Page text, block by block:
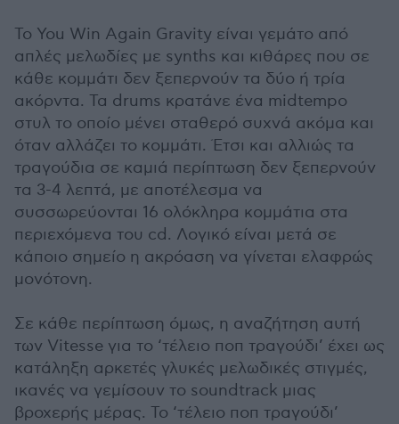
To You Win Again Gravity είναι γεμάτο από
απλές μελωδίες με synths και κιθάρες που σε
κάθε κομμάτι δεν ξεπερνούν τα δύο ή τρία
ακόρντα. Τα drums κρατάνε ένα midtempo
στυλ το οποίο μένει σταθερό συχνά ακόμα και
όταν αλλάζει το κομμάτι. Έτσι και αλλιώς τα
τραγούδια σε καμιά περίπτωση δεν ξεπερνούν
τα 3-4 λεπτά, με αποτέλεσμα να
συσσωρεύονται 16 ολόκληρα κομμάτια στα
περιεχόμενα του cd. Λογικό είναι μετά σε
κάποιο σημείο η ακρόαση να γίνεται ελαφρώς
μονότονη.
Σε κάθε περίπτωση όμως, η αναζήτηση αυτή
των Vitesse για το ‘τέλειο ποπ τραγούδι’ έχει ως
κατάληξη αρκετές γλυκές μελωδικές στιγμές,
ικανές να γεμίσουν το soundtrack μιας
βροχερής μέρας. Το ‘τέλειο ποπ τραγούδι’